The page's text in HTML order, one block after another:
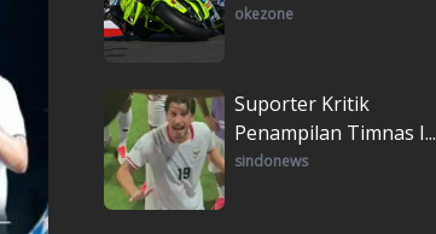
okezone
Suporter Kritik
Penampilan Timnas I...
sindonews